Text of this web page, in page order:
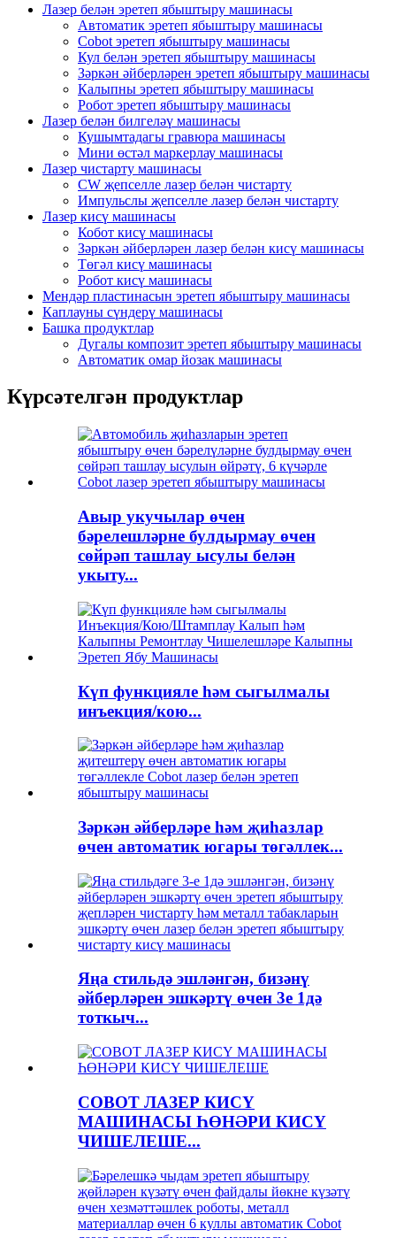
Лазер белән эретеп ябыштыру машинасы
Автоматик эретеп ябыштыру машинасы
Cobot эретеп ябыштыру машинасы
Кул белән эретеп ябыштыру машинасы
Зәркән әйберләрен эретеп ябыштыру машинасы
Калыпны эретеп ябыштыру машинасы
Робот эретеп ябыштыру машинасы
Лазер белән билгеләү машинасы
Кушымтадагы гравюра машинасы
Мини өстәл маркерлау машинасы
Лазер чистарту машинасы
CW җепселле лазер белән чистарту
Импульслы җепселле лазер белән чистарту
Лазер кисү машинасы
Кобот кисү машинасы
Зәркән әйберләрен лазер белән кисү машинасы
Төгәл кисү машинасы
Робот кисү машинасы
Мендәр пластинасын эретеп ябыштыру машинасы
Каплауны сүндерү машинасы
Башка продуктлар
Дугалы композит эретеп ябыштыру машинасы
Автоматик омар йозак машинасы
Күрсәтелгән продуктлар
Авыр укучылар өчен
бәрелешләрне булдырмау өчен
сөйрәп ташлау ысулы белән
укыту...
Күп функцияле һәм сыгылмалы
инъекция/кою...
Зәркән әйберләре һәм җиһазлар
өчен автоматик югары төгәллек...
Яңа стильдә эшләнгән, бизәнү
әйберләрен эшкәртү өчен 3е 1дә
тоткыч...
COBOT ЛАЗЕР КИСҮ
МАШИНАСЫ ҺӨНӘРИ КИСҮ
ЧИШЕЛЕШЕ...